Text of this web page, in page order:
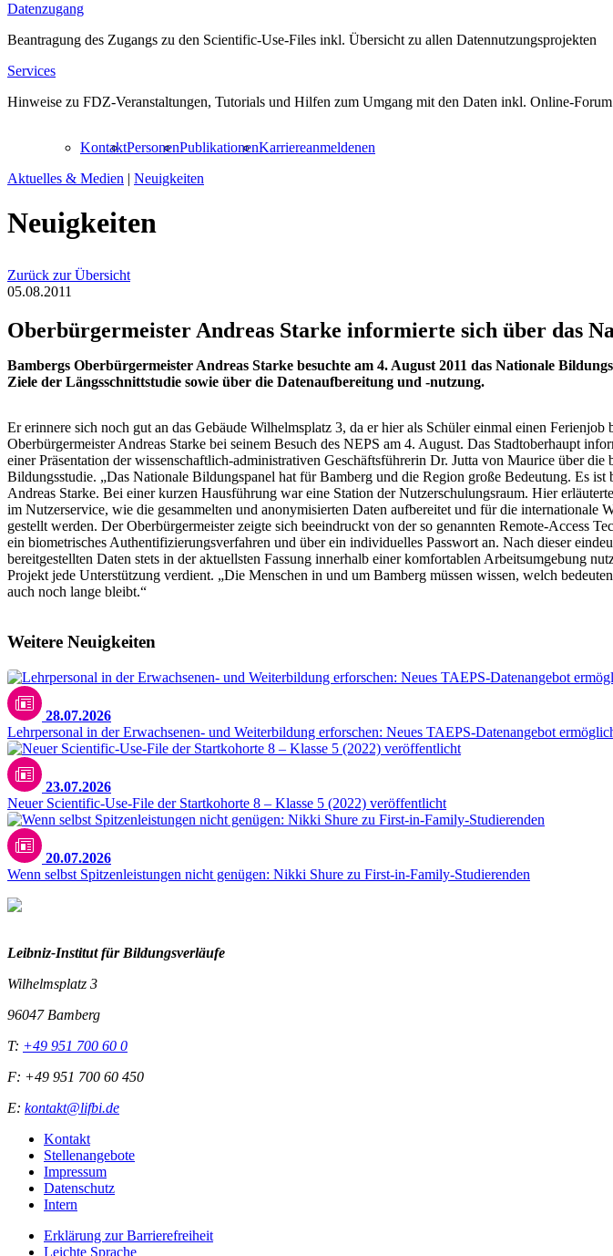
Datenzugang
Beantragung des Zugangs zu den Scientific-Use-Files inkl. Übersicht zu allen Datennutzungsprojekten
Services
Hinweise zu FDZ-Veranstaltungen, Tutorials und Hilfen zum Umgang mit den Daten inkl. Online-Forum
KontaktPersonenPublikationenKarriereanmeldenen
Aktuelles & Medien | Neuigkeiten
Neuigkeiten
Zurück zur Übersicht
05.08.2011
Oberbürgermeister Andreas Starke informierte sich über das
Bambergs Oberbürgermeister Andreas Starke besuchte am 4. August 2011 das Nationale
Ziele der Längsschnittstudie sowie über die Datenaufbereitung und -nutzung.
Er erinnere sich noch gut an das Gebäude Wilhelmsplatz 3, da er hier als Schüler einmal einen Ferienjob
Oberbürgermeister Andreas Starke bei seinem Besuch des NEPS am 4. August. Das Stadtoberhaupt
einer Präsentation der wissenschaftlich-administrativen Geschäftsführerin Dr. Jutta von Maurice über
Bildungsstudie. „Das Nationale Bildungspanel hat für Bamberg und die Region große Bedeutung. Es ist
Andreas Starke. Bei einer kurzen Hausführung war eine Station der Nutzerschulungsraum. Hier
im Nutzerservice, wie die gesammelten und anonymisierten Daten aufbereitet und für die internationale
gestellt werden. Der Oberbürgermeister zeigte sich beeindruckt von der so genannten Remote-Access
ein biometrisches Authentifizierungsverfahren und über ein individuelles Passwort an. Nach dieser
bereitgestellten Daten stets in der aktuellsten Fassung innerhalb einer komfortablen Arbeitsumgebung
Projekt jede Unterstützung verdient. „Die Menschen in und um Bamberg müssen wissen, welch
auch noch lange bleibt.“
Weitere Neuigkeiten
28.07.2026
Lehrpersonal in der Erwachsenen- und Weiterbildung erforschen: Neues TAEPS-Datenangebot
23.07.2026
Neuer Scientific-Use-File der Startkohorte 8 – Klasse 5 (2022) veröffentlicht
20.07.2026
Wenn selbst Spitzenleistungen nicht genügen: Nikki Shure zu First-in-Family-Studierenden
Leibniz-Institut für Bildungsverläufe
Wilhelmsplatz 3
96047 Bamberg
T: +49 951 700 60 0
F: +49 951 700 60 450
E: kontakt@lifbi.de
Kontakt
Stellenangebote
Impressum
Datenschutz
Intern
Erklärung zur Barrierefreiheit
Leichte Sprache